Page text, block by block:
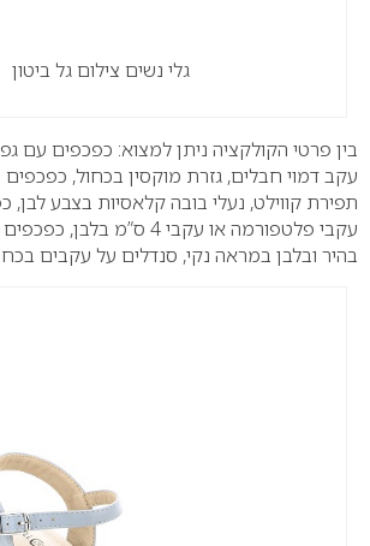
גלי נשים צילום גל ביטון
בין פרטי הקולקציה ניתן למצוא: כפכפים עם
עקב דמוי חבלים, גזרת מוקסין בכחול, כפכפים
תפירת קווילט, נעלי בובה קלאסיות בצבע לבן,
עקבי פלטפורמה או עקבי 4 ס”מ
בהיר ובלבן במראה נקי, סנדלים על עקבים